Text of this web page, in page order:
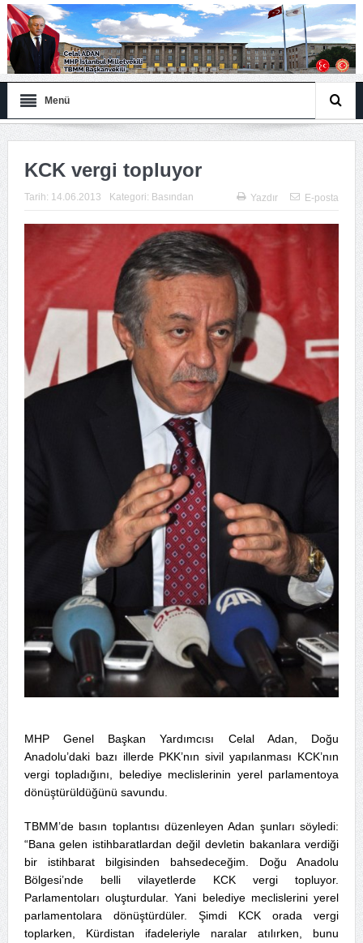
Menü
KCK vergi topluyor
Tarih: 14.06.2013 Kategori: Basından Yazdır E-posta
MHP Genel Başkan Yardımcısı Celal Adan, Doğu
Anadolu’daki bazı illerde PKK’nın sivil yapılanması KCK’nın
vergi topladığını, belediye meclislerinin yerel parlamentoya
dönüştürüldüğünü savundu.
TBMM’de basın toplantısı düzenleyen Adan şunları söyledi:
“Bana gelen istihbaratlardan değil devletin bakanlara verdiği
bir istihbarat bilgisinden bahsedeceğim. Doğu Anadolu
Bölgesi’nde belli vilayetlerde KCK vergi topluyor.
Parlamentoları oluşturdular. Yani belediye meclislerini yerel
parlamentolara dönüştürdüler. Şimdi KCK orada vergi
toplarken, Kürdistan ifadeleriyle naralar atılırken, bunu